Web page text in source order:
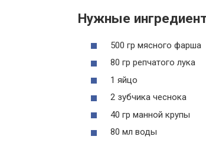
Нужные
500 гр мясного фарша
80 гр репчатого лука
1 яйцо
2 зубчика чеснока
40 гр манной крупы
80 мл воды